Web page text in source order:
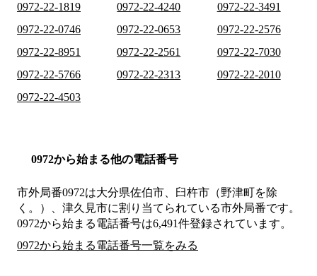
0972-22-1819
0972-22-4240
0972-22-3491
0972-22-0746
0972-22-0653
0972-22-2576
0972-22-8951
0972-22-2561
0972-22-7030
0972-22-5766
0972-22-2313
0972-22-2010
0972-22-4503
0972から始まる他の電話番号
市外局番0972は大分県佐伯市、臼杵市（野津町を除
く。）、津久見市に割り当てられている市外局番です。
0972から始まる電話番号は6,491件登録されています。
0972から始まる電話番号一覧をみる